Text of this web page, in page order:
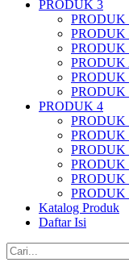
PRODUK 3
PRODUK
PRODUK
PRODUK
PRODUK
PRODUK 4
PRODUK
PRODUK
Katalog Produk
Daftar Isi